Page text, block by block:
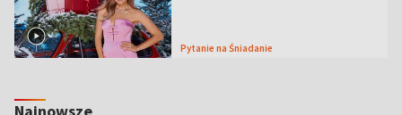
Pytanie na Śniadanie
Najnowsze